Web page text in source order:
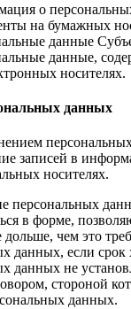
о
на бумажных
данные
данные,
носителях.
данных
записей в
носителях.
персональных
в форме,
дольше, чем это
данных, если срок
данных не
стороной
данных.